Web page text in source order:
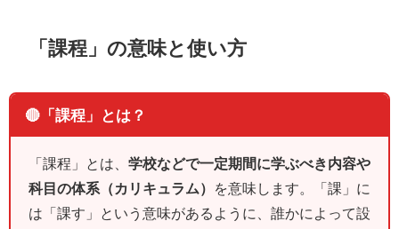
「課程」の意味と使い方
🔴「課程」とは？
「課程」とは、 学校などで一定期間に学ぶべき内容や
科目の体系（カリキュラム）
を意味します。「課」に
は「課す」という意味があるように、誰かによって設